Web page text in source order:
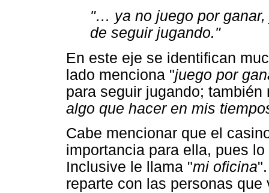
"… ya no juego por
de seguir jugando."
En este eje se identifican
lado menciona "juego por
para seguir jugando; también
algo que hacer en mis
Cabe mencionar que el
importancia para ella, pues
Inclusive le llama "mi oficina
reparte con las personas